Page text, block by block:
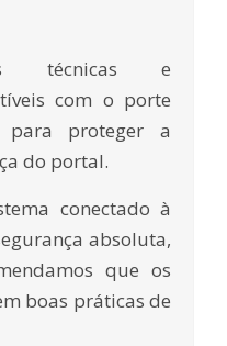
técnicas e
com o porte
para proteger a
do portal.
conectado à
absoluta,
que os
boas práticas de